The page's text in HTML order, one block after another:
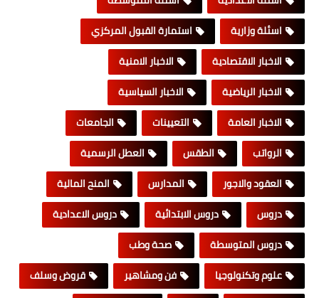
اسئلة وزارية
استمارة القبول المركزي
الاخبار الاقتصادية
الاخبار الامنية
الاخبار الرياضية
الاخبار السياسية
الاخبار العامة
التعيينات
الجامعات
الرواتب
الطقس
العطل الرسمية
العقود والاجور
المدارس
المنح المالية
دروس
دروس الابتدائية
دروس الاعدادية
دروس المتوسطة
صحة وطب
علوم وتكنولوجيا
فن ومشاهير
قروض وسلف